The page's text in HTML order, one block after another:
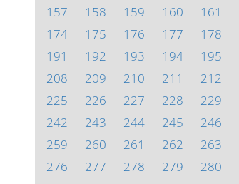
157
158 159 160 161
174
175 176 177 178
191
192 193 194 195
208
209 210 211 212
225
226 227 228 229
242
243 244 245 246
259
260 261 262 263
276
277 278 279 280